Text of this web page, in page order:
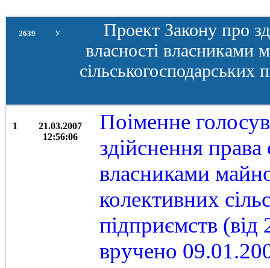
2639 У
Проект Закону про
власності власниками
сільськогосподарських
1
21.03.2007
12:56:06
Поіменне
здійснення права
власниками
колективних
підприємств
вручено